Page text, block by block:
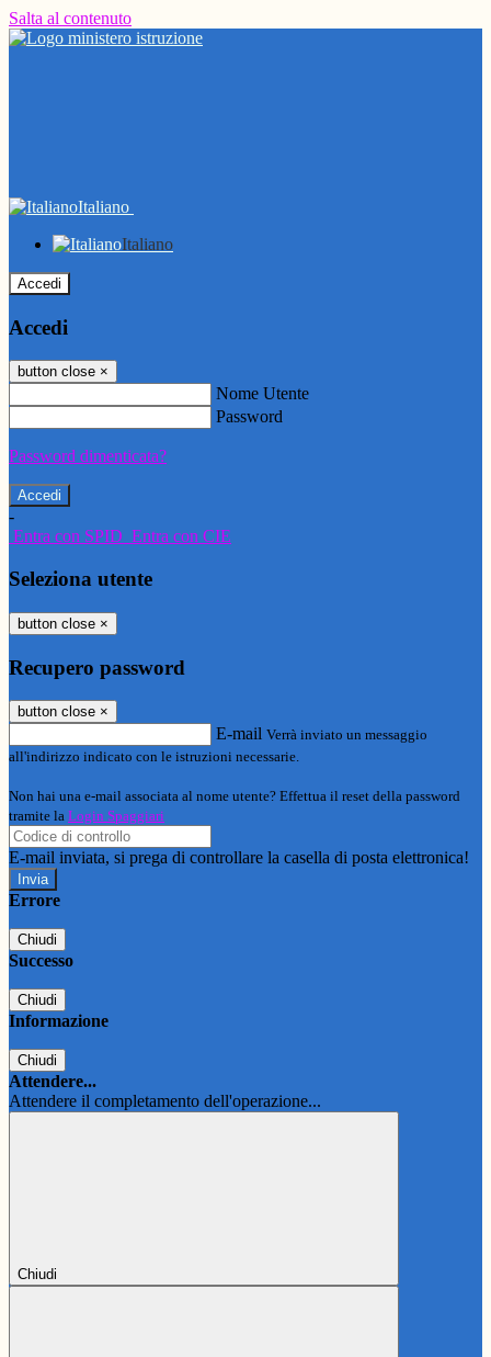
Salta al contenuto
Italiano
Italiano
Accedi
Accedi
button close ×
Nome Utente
Password
Password dimenticata?
-
Entra con SPID Entra con CIE
Seleziona utente
button close ×
Recupero password
button close ×
E-mail Verrà inviato un messaggio
all'indirizzo indicato con le istruzioni necessarie.
Non hai una e-mail associata al nome utente? Effettua il reset della password
tramite la Login Spaggiari
E-mail inviata, si prega di controllare la casella di posta elettronica!
Errore
Chiudi
Successo
Chiudi
Informazione
Chiudi
Attendere...
Attendere il completamento dell'operazione...
Chiudi